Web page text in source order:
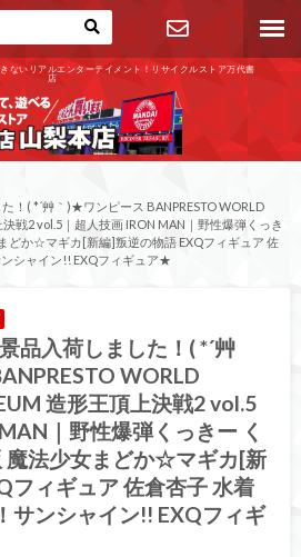
ないリアルエンターテイメント！リサイクルストア万代書
店
お問い合わ
せ
！( *´艸｀)★ワンピース BANPRESTO WORLD
戦2 vol.5｜超人技画 IRON MAN｜野性爆弾くっき
どか☆マギカ[新編]叛逆の物語 EXQフィギュア 佐
シャイン!! EXQフィギュア★
品入荷しました！( *´艸
WORLD
造形王頂上決戦2 vol.5
｜野性爆弾くっきー く
魔法少女まどか☆マギカ[新
フィギュア 佐倉杏子 水着
サンシャイン!! EXQフィギ